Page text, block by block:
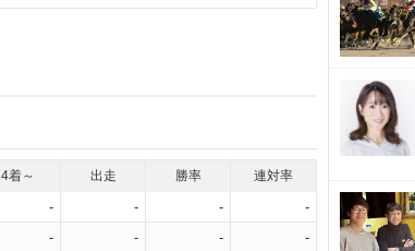
4着～ 出走 勝率 連対率
- - -
-
- - -
-